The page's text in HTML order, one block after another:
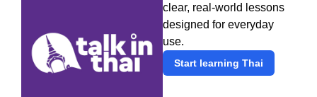
clear, real-world lessons
designed for everyday
use.
Start learning Thai